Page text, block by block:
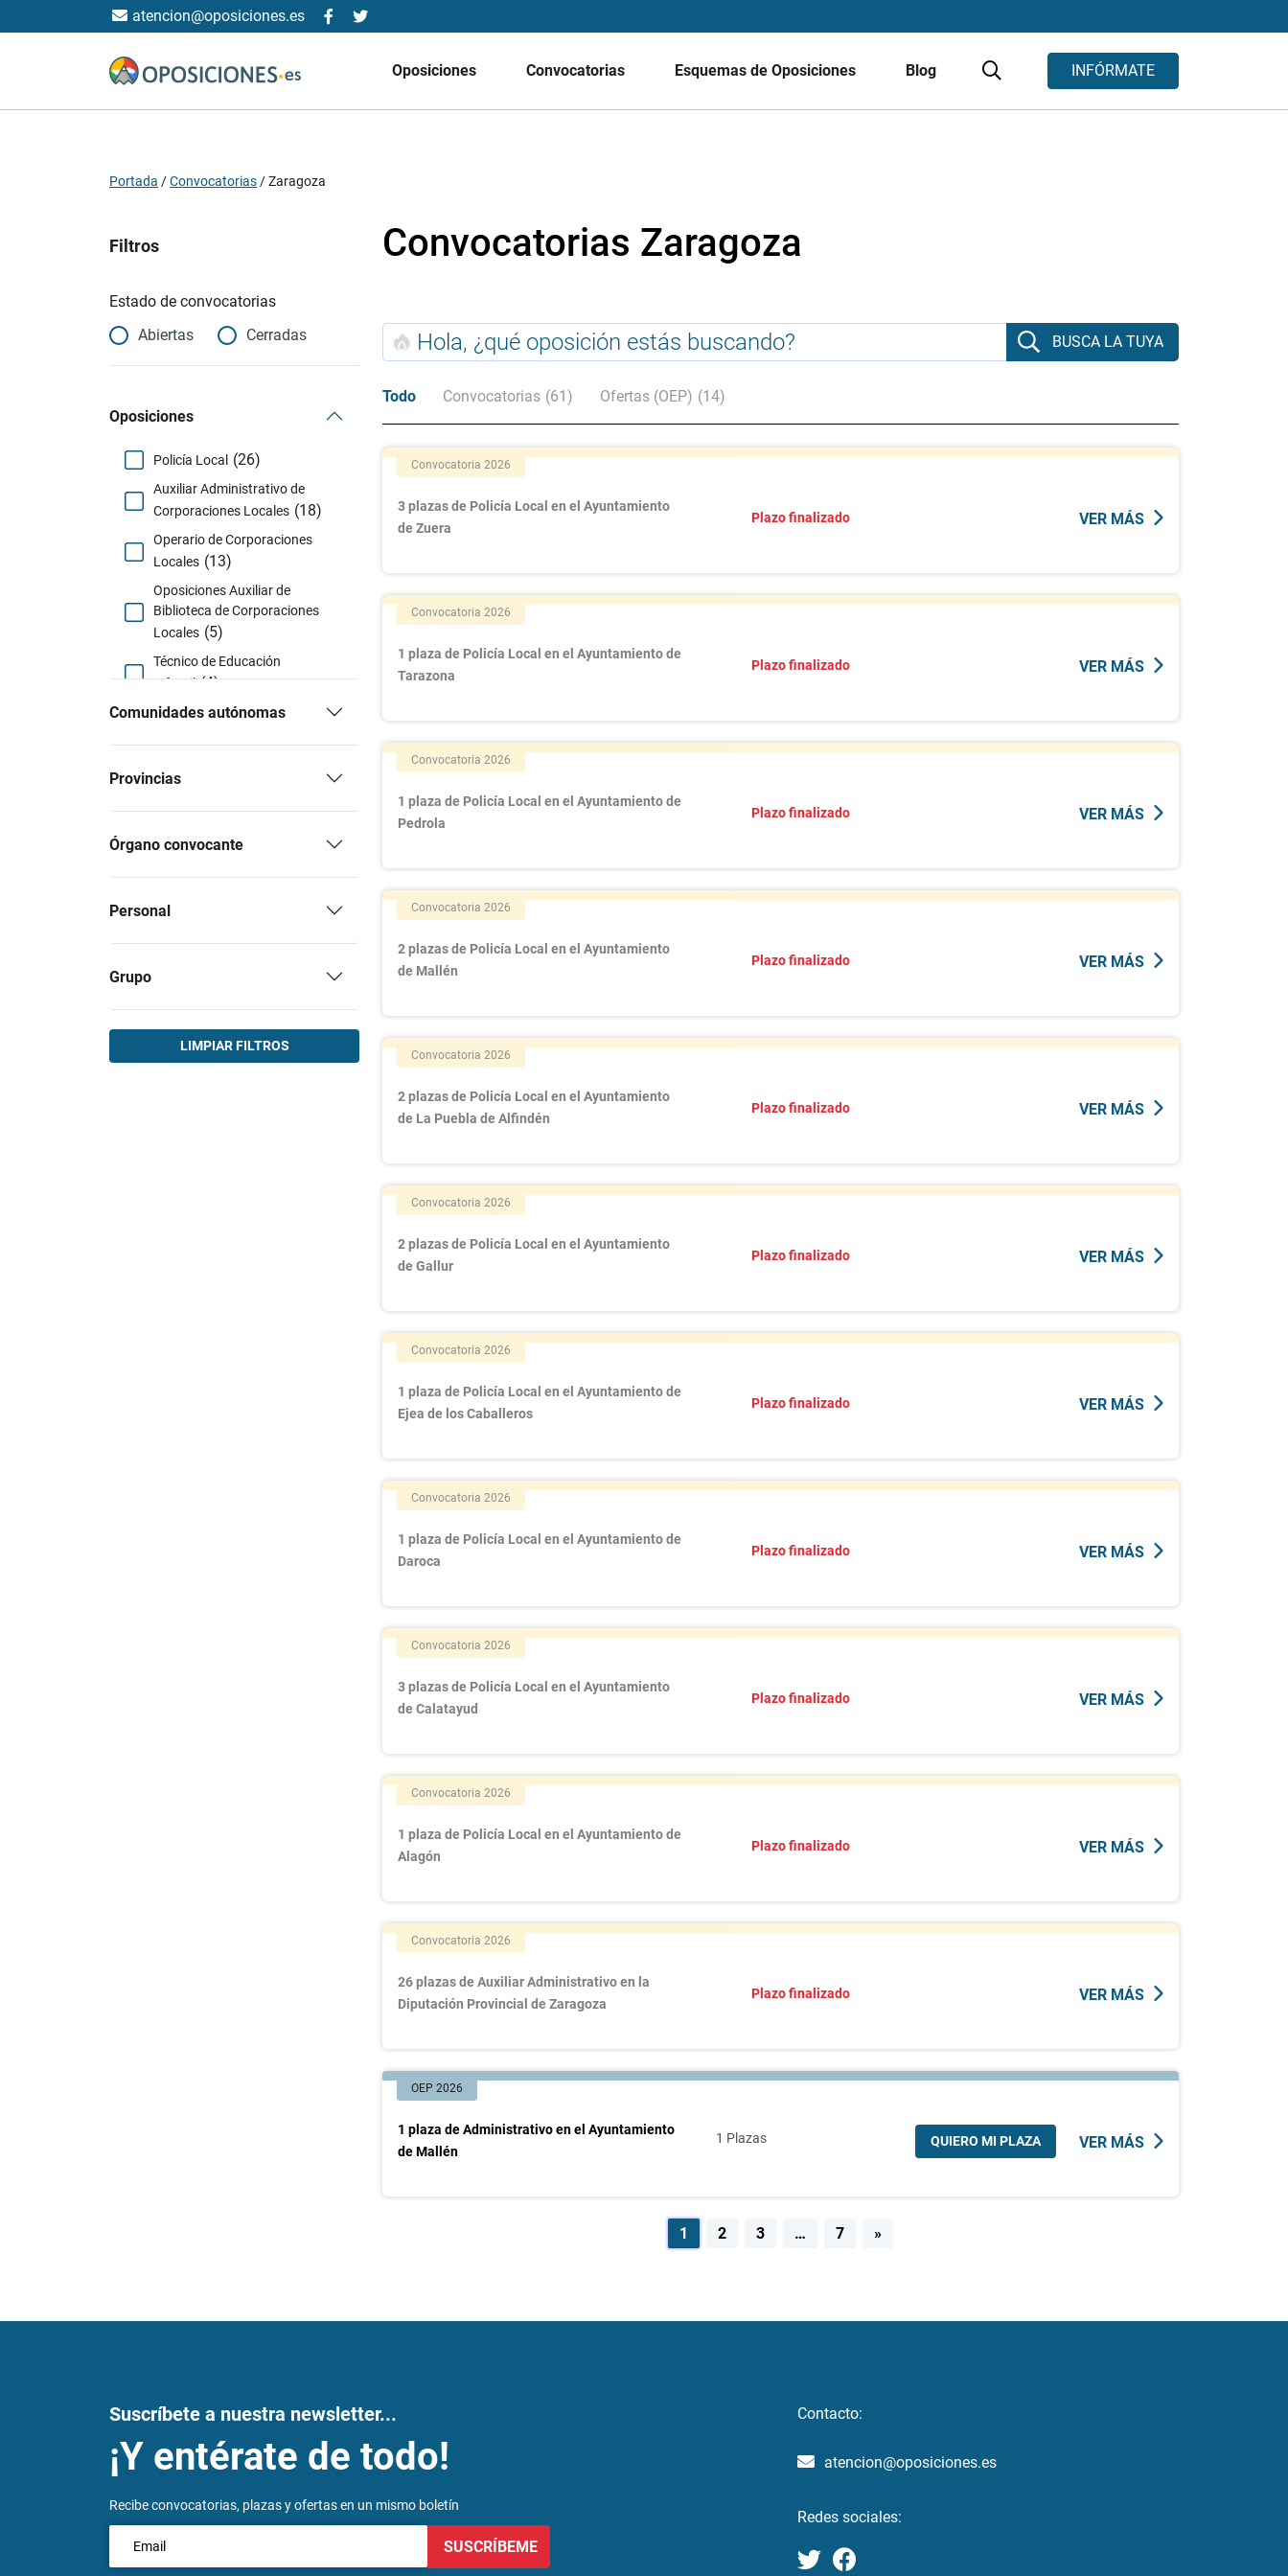
atencion@oposiciones.es
Oposiciones Convocatorias Esquemas de Oposiciones Blog INFÓRMATE
Portada /Convocatorias /Zaragoza
Filtros
Estado de convocatorias
Abiertas
Cerradas
Oposiciones
Policía Local (26)
Auxiliar Administrativo de
Corporaciones Locales (18)
Operario de Corporaciones
Locales (13)
Oposiciones Auxiliar de
Biblioteca de Corporaciones
Locales (5)
Técnico de Educación
Infantil (4)
Bomberos (3)
Subalternos Ordenanzas
Comunidades Autónomas (1)
Administrativo de
Comunidades autónomas
Provincias
Órgano convocante
Personal
Grupo
LIMPIAR FILTROS
Convocatorias Zaragoza
Todo Convocatorias (61) Ofertas (OEP) (14)
Convocatoria 2026
3 plazas de Policía Local en el Ayuntamiento
de Zuera
Plazo finalizado VER MÁS
Convocatoria 2026
1 plaza de Policía Local en el Ayuntamiento de
Tarazona
Plazo finalizado VER MÁS
Convocatoria 2026
1 plaza de Policía Local en el Ayuntamiento de
Pedrola
Plazo finalizado VER MÁS
Convocatoria 2026
2 plazas de Policía Local en el Ayuntamiento
de Mallén
Plazo finalizado VER MÁS
Convocatoria 2026
2 plazas de Policía Local en el Ayuntamiento
de La Puebla de Alfindén
Plazo finalizado VER MÁS
Convocatoria 2026
2 plazas de Policía Local en el Ayuntamiento
de Gallur
Plazo finalizado VER MÁS
Convocatoria 2026
1 plaza de Policía Local en el Ayuntamiento de
Ejea de los Caballeros
Plazo finalizado VER MÁS
Convocatoria 2026
1 plaza de Policía Local en el Ayuntamiento de
Daroca
Plazo finalizado VER MÁS
Convocatoria 2026
3 plazas de Policía Local en el Ayuntamiento
de Calatayud
Plazo finalizado VER MÁS
Convocatoria 2026
1 plaza de Policía Local en el Ayuntamiento de
Alagón
Plazo finalizado VER MÁS
Convocatoria 2026
26 plazas de Auxiliar Administrativo en la
Diputación Provincial de Zaragoza
Plazo finalizado VER MÁS
OEP 2026
1 plaza de Administrativo en el Ayuntamiento
de Mallén
1 Plazas QUIERO MI PLAZA VER MÁS
1 2 3 … 7 »
Suscríbete a nuestra newsletter...
¡Y entérate de todo!
Recibe convocatorias, plazas y ofertas en un mismo boletín
SUSCRÍBEME
Contacto:
atencion@oposiciones.es
Redes sociales: